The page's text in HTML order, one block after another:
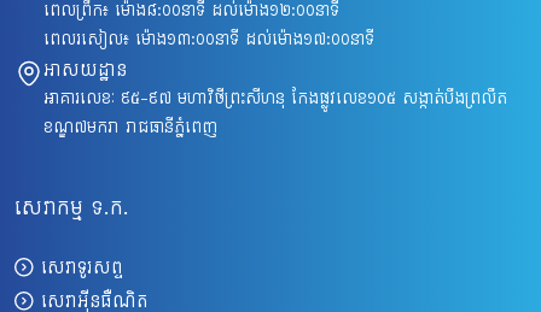
ពេលព្រឹក៖ ម៉ោង៨​:០០នាទី ដល់ម៉ោង១២:០០នាទី
ពេលរសៀល៖ ម៉ោង១៣:០០នាទី ដល់ម៉ោង១៧:០០នាទី
អាសយដ្ឋាន
អាគារលេខៈ ៩៥-៩៧ មហាវិថីព្រះសីហនុ កែងផ្លូវលេខ១០៥ សង្កាត់បឹងព្រលឹត
ខណ្ឌ៧មករា រាជធានីភ្នំពេញ
សេវាកម្ម ទ.ក.
សេវាទូរសព្ទ
សេវាអ៊ីនធឺណិត